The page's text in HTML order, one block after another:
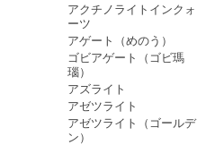
アクチノライトインクォ
ーツ
アゲート（めのう）
ゴビアゲート（ゴビ瑪
瑙）
アズライト
アゼツライト
アゼツライト（ゴールデ
ン）